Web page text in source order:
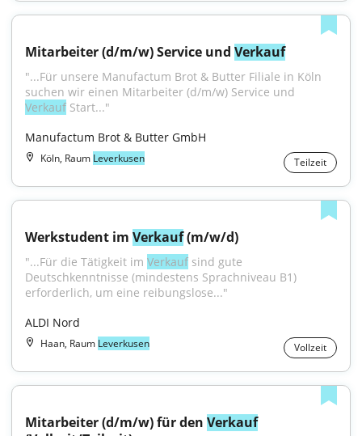
Mitarbeiter (d/m/w) Service und Verkauf
"...Für unsere Manufactum Brot & Butter Filiale in Köln
Verkauf Start..."
Manufactum Brot & Butter GmbH
Köln, Raum Leverkusen Teilzeit
Werkstudent im Verkauf (m/w/d)
"...Für die Tätigkeit im Verkauf sind gute
Deutschkenntnisse (mindestens Sprachniveau B1)
erforderlich, um eine reibungslose..."
ALDI Nord
Haan, Raum Leverkusen Vollzeit
Mitarbeiter (d/m/w) für den Verkauf